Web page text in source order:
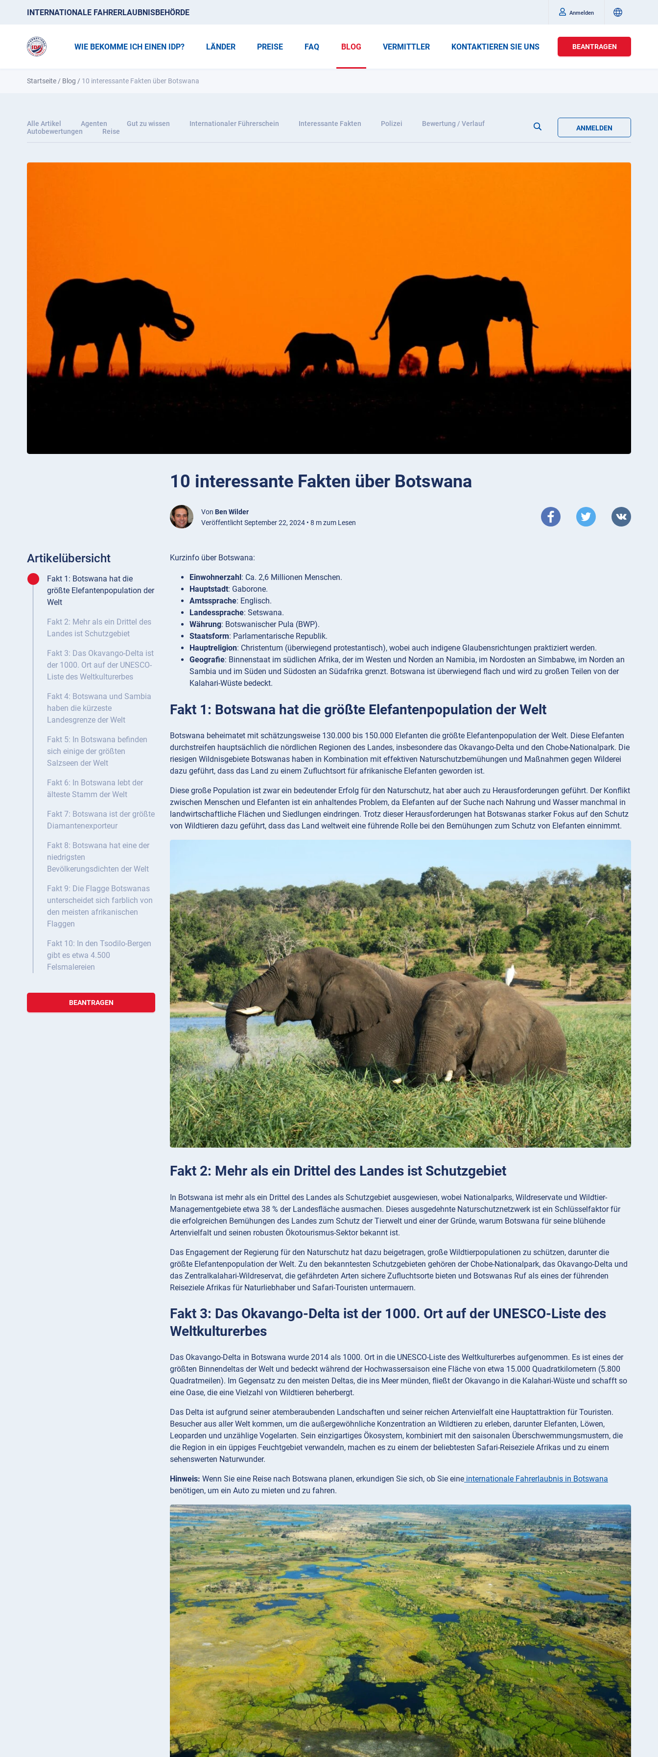
INTERNATIONALE FAHRERLAUBNISBEHÖRDE Anmelden
WIE BEKOMME ICH EINEN IDP? LÄNDER PREISE FAQ BLOG VERMITTLER KONTAKTIEREN SIE UNS BEANTRAGEN
Startseite / Blog / 10 interessante Fakten über Botswana
Alle Artikel Agenten Gut zu wissen Internationaler Führerschein Interessante Fakten Polizei
Bewertung / Verlauf
Autobewertungen
Reise ANMELDEN
10 interessante Fakten über Botswana
Von Ben Wilder
Veröffentlicht September 22, 2024 • 8 m zum Lesen
Artikelübersicht
Fakt 1: Botswana hat die
größte Elefantenpopulation der
Welt
Fakt 2: Mehr als ein Drittel des
Landes ist Schutzgebiet
Fakt 3: Das Okavango-Delta ist
der 1000. Ort auf der UNESCO-
Liste des Weltkulturerbes
Fakt 4: Botswana und Sambia
haben die kürzeste
Landesgrenze der Welt
Fakt 5: In Botswana befinden
sich einige der größten
Salzseen der Welt
Fakt 6: In Botswana lebt der
älteste Stamm der Welt
Fakt 7: Botswana ist der größte
Diamantenexporteur
Fakt 8: Botswana hat eine der
niedrigsten
Bevölkerungsdichten der Welt
Fakt 9: Die Flagge Botswanas
unterscheidet sich farblich von
den meisten afrikanischen
Flaggen
Fakt 10: In den Tsodilo-Bergen
gibt es etwa 4.500
Felsmalereien
BEANTRAGEN
Kurzinfo über Botswana:
Einwohnerzahl : Ca. 2,6 Millionen Menschen.
Hauptstadt: Gaborone.
Amtssprache: Englisch.
Landessprache: Setswana.
Währung: Botswanischer Pula (BWP).
Staatsform: Parlamentarische Republik.
Hauptreligion: Christentum (überwiegend protestantisch), wobei auch indigene Glaubensrichtungen praktiziert werden.
Geografie: Binnenstaat im südlichen Afrika, der im Westen und Norden an Namibia, im Nordosten an Simbabwe, im Norden an
Sambia und im Süden und Südosten an Südafrika grenzt. Botswana ist überwiegend flach und wird zu großen Teilen von der
Kalahari-Wüste bedeckt.
Fakt 1: Botswana hat die größte Elefantenpopulation der Welt
Botswana beheimatet mit schätzungsweise 130.000 bis 150.000 Elefanten die größte Elefantenpopulation der Welt. Diese Elefanten
durchstreifen hauptsächlich die nördlichen Regionen des Landes, insbesondere das Okavango-Delta und den Chobe-Nationalpark. Die
riesigen Wildnisgebiete Botswanas haben in Kombination mit effektiven Naturschutzbemühungen und Maßnahmen gegen Wilderei
dazu geführt, dass das Land zu einem Zufluchtsort für afrikanische Elefanten geworden ist.
Diese große Population ist zwar ein bedeutender Erfolg für den Naturschutz, hat aber auch zu Herausforderungen geführt. Der Konflikt
zwischen Menschen und Elefanten ist ein anhaltendes Problem, da Elefanten auf der Suche nach Nahrung und Wasser manchmal in
landwirtschaftliche Flächen und Siedlungen eindringen. Trotz dieser Herausforderungen hat Botswanas starker Fokus auf den Schutz
von Wildtieren dazu geführt, dass das Land weltweit eine führende Rolle bei den Bemühungen zum Schutz von Elefanten einnimmt.
Fakt 2: Mehr als ein Drittel des Landes ist Schutzgebiet
In Botswana ist mehr als ein Drittel des Landes als Schutzgebiet ausgewiesen, wobei Nationalparks, Wildreservate und Wildtier-
Managementgebiete etwa 38 % der Landesfläche ausmachen. Dieses ausgedehnte Naturschutznetzwerk ist ein Schlüsselfaktor für
die erfolgreichen Bemühungen des Landes zum Schutz der Tierwelt und einer der Gründe, warum Botswana für seine blühende
Artenvielfalt und seinen robusten Ökotourismus-Sektor bekannt ist.
Das Engagement der Regierung für den Naturschutz hat dazu beigetragen, große Wildtierpopulationen zu schützen, darunter die
größte Elefantenpopulation der Welt. Zu den bekanntesten Schutzgebieten gehören der Chobe-Nationalpark, das Okavango-Delta und
das Zentralkalahari-Wildreservat, die gefährdeten Arten sichere Zufluchtsorte bieten und Botswanas Ruf als eines der führenden
Reiseziele Afrikas für Naturliebhaber und Safari-Touristen untermauern.
Fakt 3: Das Okavango-Delta ist der 1000. Ort auf der UNESCO-Liste des
Weltkulturerbes
Das Okavango-Delta in Botswana wurde 2014 als 1000. Ort in die UNESCO-Liste des Weltkulturerbes aufgenommen. Es ist eines der
größten Binnendeltas der Welt und bedeckt während der Hochwassersaison eine Fläche von etwa 15.000 Quadratkilometern (5.800
Quadratmeilen). Im Gegensatz zu den meisten Deltas, die ins Meer münden, fließt der Okavango in die Kalahari-Wüste und schafft so
eine Oase, die eine Vielzahl von Wildtieren beherbergt.
Das Delta ist aufgrund seiner atemberaubenden Landschaften und seiner reichen Artenvielfalt eine Hauptattraktion für Touristen.
Besucher aus aller Welt kommen, um die außergewöhnliche Konzentration an Wildtieren zu erleben, darunter Elefanten, Löwen,
Leoparden und unzählige Vogelarten. Sein einzigartiges Ökosystem, kombiniert mit den saisonalen Überschwemmungsmustern, die
die Region in ein üppiges Feuchtgebiet verwandeln, machen es zu einem der beliebtesten Safari-Reiseziele Afrikas und zu einem
sehenswerten Naturwunder.
Hinweis: Wenn Sie eine Reise nach Botswana planen, erkundigen Sie sich, ob Sie eine internationale Fahrerlaubnis in Botswana
benötigen, um ein Auto zu mieten und zu fahren.